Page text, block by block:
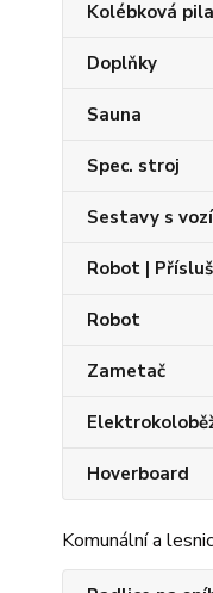
Kolébková pila
Doplňky
Sauna
Spec. stroj
Sestavy s
Robot |
Robot
Zametač
Hoverboard
Komunální a